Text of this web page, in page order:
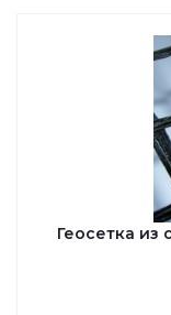
Геосетка из